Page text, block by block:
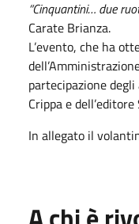
“Cinquantini… due
Carate Brianza.
L’evento, che ha
partecipazione
Crippa e
In allegato il